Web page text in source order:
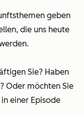
geben
die uns heute
Sie? Haben
Oder möchten Sie
einer Episode